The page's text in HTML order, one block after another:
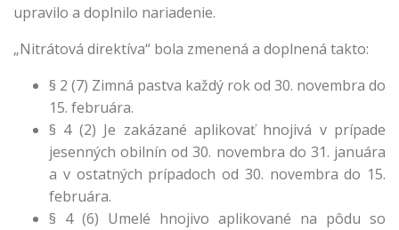
upravilo a doplnilo nariadenie.
„Nitrátová direktíva“ bola zmenená a doplnená takto:
§ 2 (7) Zimná pastva každý rok od 30. novembra do
15. februára.
§ 4 (2) Je zakázané aplikovať hnojivá v prípade
jesenných obilnín od 30. novembra do 31. januára
a v ostatných prípadoch od 30. novembra do 15.
februára.
§ 4 (6) Umelé hnojivo aplikované na pôdu so